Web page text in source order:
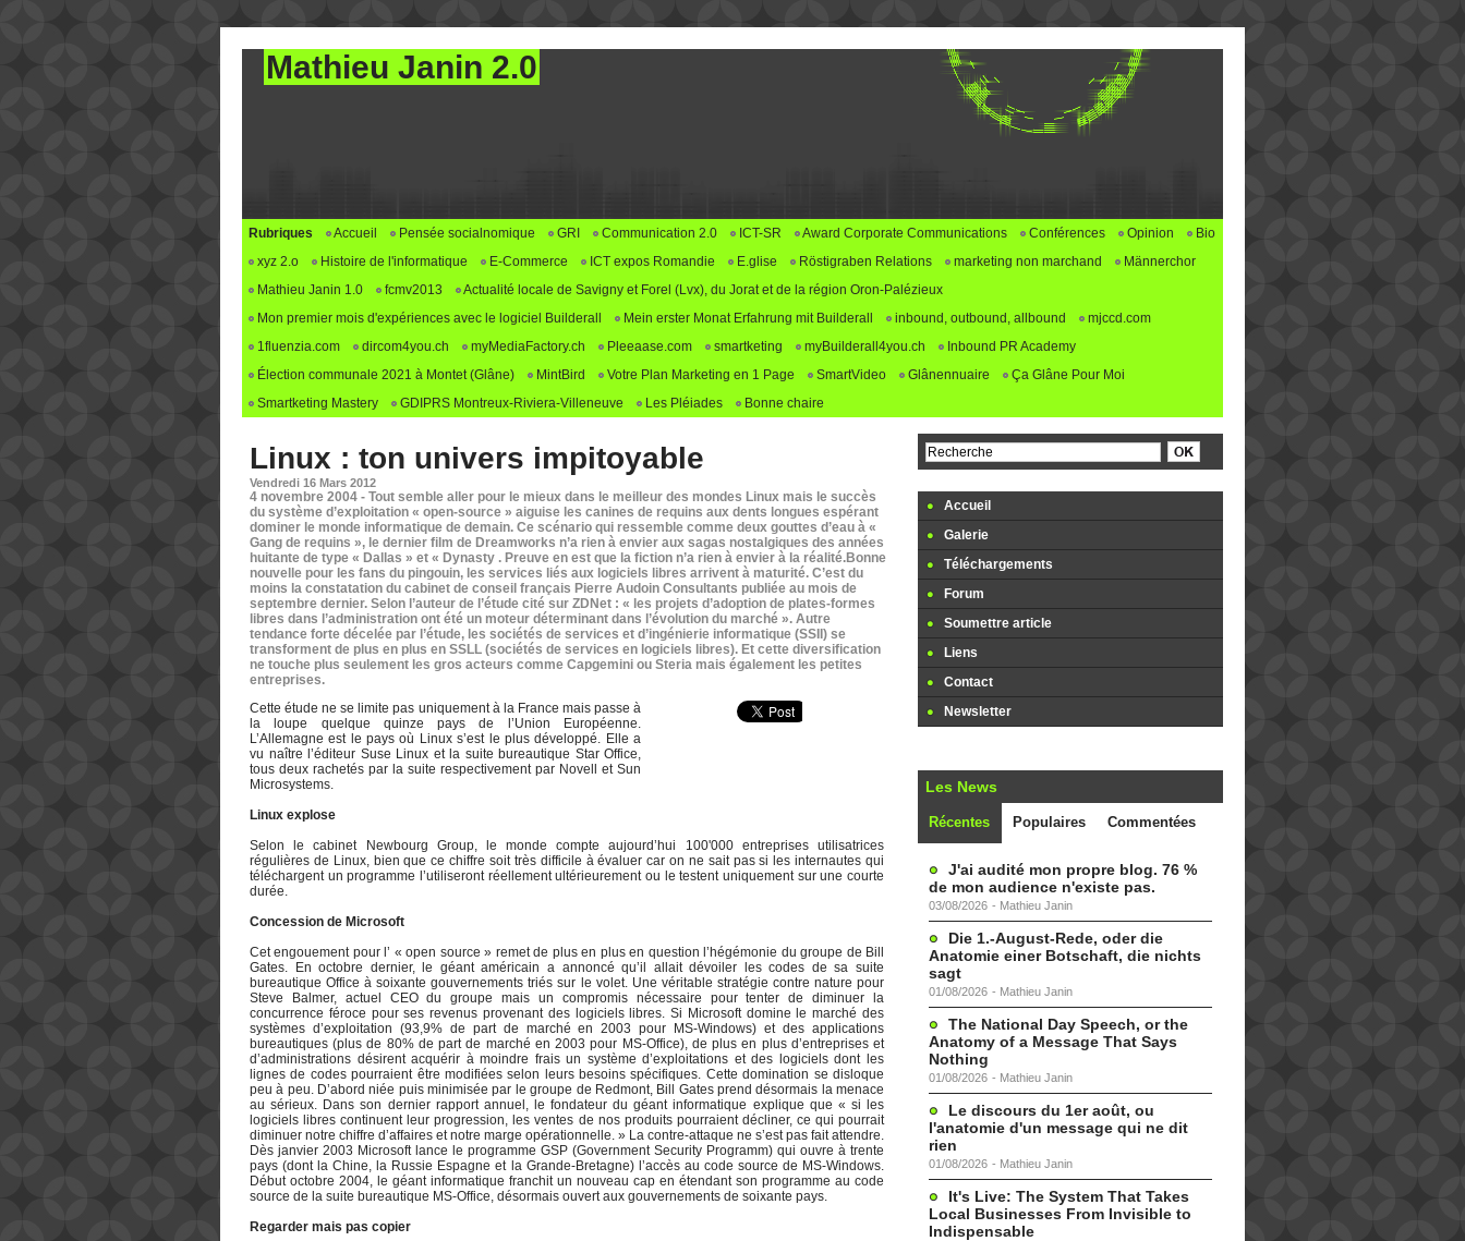
Mathieu Janin 2.0
Rubriques Accueil Pensée socialnomique GRI Communication 2.0 ICT-SR Award Corporate Communications Conférences Opinion
Bio
xyz 2.o
Histoire de l'informatique E-Commerce ICT expos Romandie E.glise Röstigraben Relations marketing non marchand
Männerchor
Mathieu Janin 1.0
fcmv2013
Actualité locale de Savigny et Forel (Lvx), du Jorat et de la région Oron-Palézieux
Mon premier mois d'expériences avec le logiciel Builderall
Mein erster Monat Erfahrung mit Builderall inbound, outbound, allbound
mjccd.com
1fluenzia.com
dircom4you.ch myMediaFactory.ch Pleeaase.com smartketing myBuilderall4you.ch
Inbound PR Academy
Élection communale 2021 à Montet (Glâne)
MintBird Votre Plan Marketing en 1 Page SmartVideo Glânennuaire
Ça Glâne Pour Moi
Smartketing Mastery
GDIPRS Montreux-Riviera-Villeneuve Les Pléiades Bonne chaire
Linux : ton univers impitoyable
Vendredi 16 Mars 2012
4 novembre 2004 - Tout semble aller pour le mieux dans le meilleur des mondes Linux mais le succès
du système d’exploitation « open-source » aiguise les canines de requins aux dents longues espérant
dominer le monde informatique de demain. Ce scénario qui ressemble comme deux gouttes d’eau à «
Gang de requins », le dernier film de Dreamworks n’a rien à envier aux sagas nostalgiques des années
huitante de type « Dallas » et « Dynasty . Preuve en est que la fiction n’a rien à envier à la réalité.Bonne
nouvelle pour les fans du pingouin, les services liés aux logiciels libres arrivent à maturité. C’est du
moins la constatation du cabinet de conseil français Pierre Audoin Consultants publiée au mois de
septembre dernier. Selon l’auteur de l’étude cité sur ZDNet : « les projets d’adoption de plates-formes
libres dans l’administration ont été un moteur déterminant dans l’évolution du marché ». Autre
tendance forte décelée par l’étude, les sociétés de services et d’ingénierie informatique (SSII) se
transforment de plus en plus en SSLL (sociétés de services en logiciels libres). Et cette diversification
ne touche plus seulement les gros acteurs comme Capgemini ou Steria mais également les petites
entreprises.
Cette étude ne se limite pas uniquement à la France mais passe à
la loupe quelque quinze pays de l’Union Européenne.
L’Allemagne est le pays où Linux s’est le plus développé. Elle a
vu naître l’éditeur Suse Linux et la suite bureautique Star Office,
tous deux rachetés par la suite respectivement par Novell et Sun
Microsystems.
Linux explose
Selon le cabinet Newbourg Group, le monde compte aujourd’hui 100'000 entreprises utilisatrices
régulières de Linux, bien que ce chiffre soit très difficile à évaluer car on ne sait pas si les internautes qui
téléchargent un programme l’utiliseront réellement ultérieurement ou le testent uniquement sur une courte
durée.
Concession de Microsoft
Cet engouement pour l’ « open source » remet de plus en plus en question l’hégémonie du groupe de Bill
Gates. En octobre dernier, le géant américain a annoncé qu’il allait dévoiler les codes de sa suite
bureautique Office à soixante gouvernements triés sur le volet. Une véritable stratégie contre nature pour
Steve Balmer, actuel CEO du groupe mais un compromis nécessaire pour tenter de diminuer la
concurrence féroce pour ses revenus provenant des logiciels libres. Si Microsoft domine le marché des
systèmes d’exploitation (93,9% de part de marché en 2003 pour MS-Windows) et des applications
bureautiques (plus de 80% de part de marché en 2003 pour MS-Office), de plus en plus d’entreprises et
d’administrations désirent acquérir à moindre frais un système d’exploitations et des logiciels dont les
lignes de codes pourraient être modifiées selon leurs besoins spécifiques. Cette domination se disloque
peu à peu. D’abord niée puis minimisée par le groupe de Redmont, Bill Gates prend désormais la menace
au sérieux. Dans son dernier rapport annuel, le fondateur du géant informatique explique que « si les
logiciels libres continuent leur progression, les ventes de nos produits pourraient décliner, ce qui pourrait
diminuer notre chiffre d’affaires et notre marge opérationnelle. » La contre-attaque ne s’est pas fait attendre.
Dès janvier 2003 Microsoft lance le programme GSP (Government Security Programm) qui ouvre à trente
pays (dont la Chine, la Russie Espagne et la Grande-Bretagne) l’accès au code source de MS-Windows.
Début octobre 2004, le géant informatique franchit un nouveau cap en étendant son programme au code
source de la suite bureautique MS-Office, désormais ouvert aux gouvernements de soixante pays.
Regarder mais pas copier
Accueil
Galerie
Téléchargements
Forum
Soumettre article
Liens
Contact
Newsletter
Les News
Récentes Populaires Commentées
J'ai audité mon propre blog. 76 %
de mon audience n'existe pas.
03/08/2026 - Mathieu Janin
Die 1.-August-Rede, oder die
Anatomie einer Botschaft, die nichts
sagt
01/08/2026 - Mathieu Janin
The National Day Speech, or the
Anatomy of a Message That Says
Nothing
01/08/2026 - Mathieu Janin
Le discours du 1er août, ou
l'anatomie d'un message qui ne dit
rien
01/08/2026 - Mathieu Janin
It's Live: The System That Takes
Local Businesses From Invisible to
Indispensable